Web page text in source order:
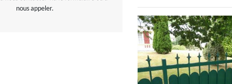
nous appeler.